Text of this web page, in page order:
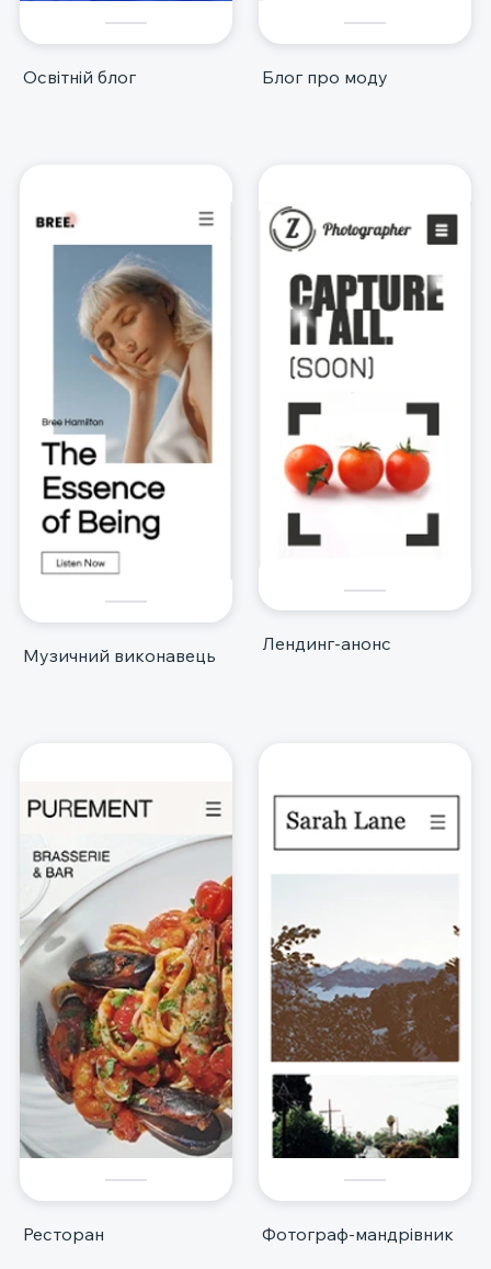
Освітній блог Блог про моду
Музичний виконавець
Лендинг-анонс
Ресторан Фотограф-мандрівник